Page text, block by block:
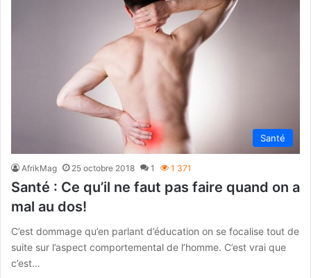
Santé
AfrikMag 25 octobre 2018 1 1 371
Santé : Ce qu’il ne faut pas faire quand on a
mal au dos!
C’est dommage qu’en parlant d’éducation on se focalise tout de
suite sur l’aspect comportemental de l’homme. C’est vrai que
c’est…